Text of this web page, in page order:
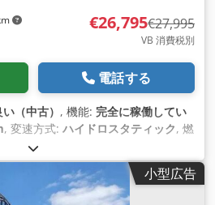
€26,795€27,995
VB 消費税別
電話する
（中古） , 機能: 完全に稼働してい
, 変速方式: ハイドロスタティック, 燃
, 総重量:
キログラム）, 運転質量:8,200
, 製造年:2012, 稼働時間:5,580 h,
ック, 全輪駆動, 油圧, 調節可能なシャ
小型広告